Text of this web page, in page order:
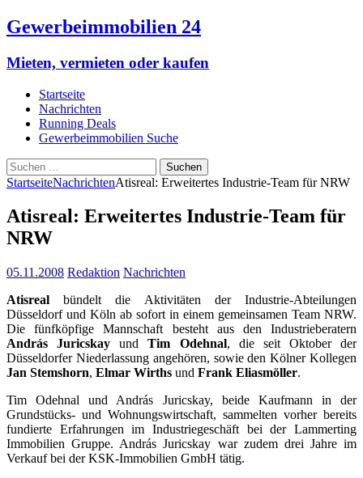
Gewerbeimmobilien 24
Mieten, vermieten oder kaufen
Startseite
Nachrichten
Running Deals
Gewerbeimmobilien Suche
Suchen
nach:
StartseiteNachrichtenAtisreal: Erweitertes Industrie-Team für NRW
Atisreal: Erweitertes Industrie-Team für
NRW
05.11.2008 Redaktion Nachrichten
Atisrealbündelt die Aktivitäten der Industrie-Abteilungen
Düsseldorf und Köln ab sofort in einem gemeinsamen Team NRW.
Die fünfköpfige Mannschaft besteht aus den Industrieberatern
András JuricskayundTim Odehnal, die seit Oktober der
Düsseldorfer Niederlassung angehören, sowie den Kölner Kollegen
Jan Stemshorn, Elmar Wirths und Frank Eliasmöller.
Tim Odehnal und András Juricskay, beide Kaufmann in der
Grundstücks- und Wohnungswirtschaft, sammelten vorher bereits
fundierte Erfahrungen im Industriegeschäft bei der Lammerting
Immobilien Gruppe. András Juricskay war zudem drei Jahre im
Verkauf bei der KSK-Immobilien GmbH tätig.